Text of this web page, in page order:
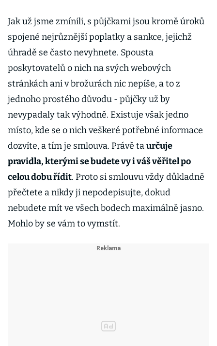
Jak už jsme zmínili, s půjčkami jsou kromě úroků
spojené nejrůznější poplatky a sankce, jejichž
úhradě se často nevyhnete. Spousta
poskytovatelů o nich na svých webových
stránkách ani v brožurách nic nepíše, a to z
jednoho prostého důvodu - půjčky už by
nevypadaly tak výhodně. Existuje však jedno
místo, kde se o nich veškeré potřebné informace
dozvíte, a tím je smlouva. Právě taurčuje
pravidla, kterými se budete vy i váš věřitel po
celou dobu řídit. Proto si smlouvu vždy důkladně
přečtete a nikdy ji nepodepisujte, dokud
nebudete mít ve všech bodech maximálně jasno.
Mohlo by se vám to vymstít.